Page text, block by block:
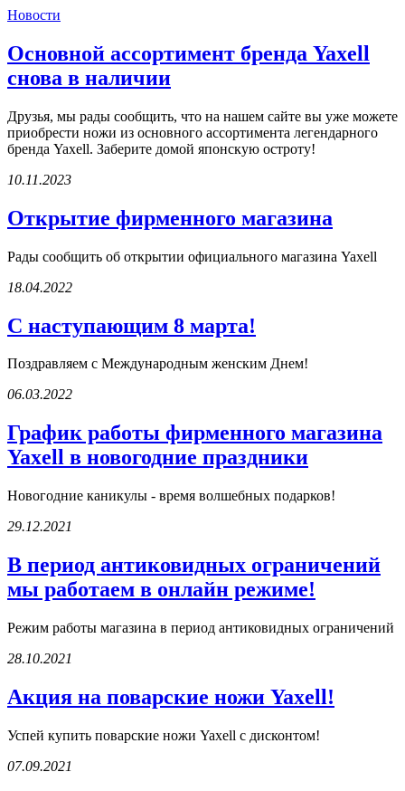
Новости
Основной ассортимент бренда Yaxell
снова в наличии
Друзья, мы рады сообщить, что на нашем сайте вы уже можете
приобрести ножи из основного ассортимента легендарного
бренда Yaxell. Заберите домой японскую остроту!
10.11.2023
Открытие фирменного магазина
Рады сообщить об открытии официального магазина Yaxell
18.04.2022
С наступающим 8 марта!
Поздравляем с Международным женским Днем!
06.03.2022
График работы фирменного магазина
Yaxell в новогодние праздники
Новогодние каникулы - время волшебных подарков!
29.12.2021
В период антиковидных ограничений
мы работаем в онлайн режиме!
Режим работы магазина в период антиковидных ограничений
28.10.2021
Акция на поварские ножи Yaxell!
Успей купить поварские ножи Yaxell с дисконтом!
07.09.2021